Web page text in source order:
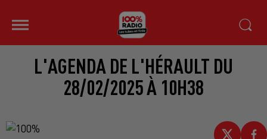
L'AGENDA DE L'HÉRAULT DU
28/02/2025 À 10H38